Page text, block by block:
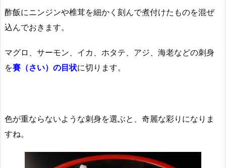
酢飯にニンジンや椎茸を細かく刻んで煮付けたものを混ぜ
込んでおきます。
マグロ、サーモン、イカ、ホタテ、アジ、海老などの刺身
を賽（さい）の目状に切ります。
色が重ならないような刺身を選ぶと、奇麗な彩りになりま
すね。